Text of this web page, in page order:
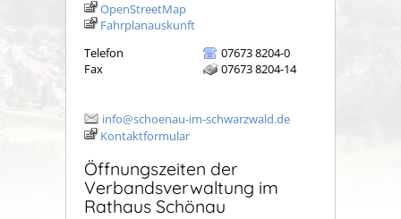
OpenStreetMap
Fahrplanauskunft
Telefon
07673 8204-0
Fax
07673 8204-14
info@schoenau-im-schwarzwald.de
Kontaktformular
Öffnungszeiten der
Verbandsverwaltung im
Rathaus Schönau